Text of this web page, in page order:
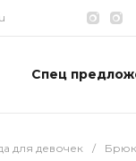
Спец
для девочек /